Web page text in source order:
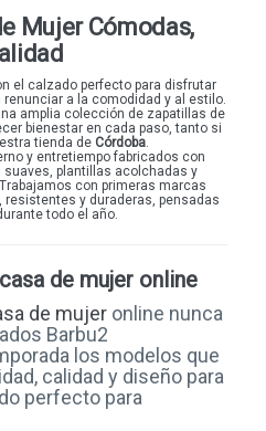
Mujer Cómodas,
el calzado perfecto para disfrutar
a la comodidad y al estilo.
amplia colección de zapatillas de
bienestar en cada paso, tanto si
tienda de Córdoba.
y entretiempo fabricados con
plantillas acolchadas y
con primeras marcas
y duraderas, pensadas
todo el año.
de mujer online
de mujer online nunca
Barbu2
los modelos que
calidad y diseño para
perfecto para